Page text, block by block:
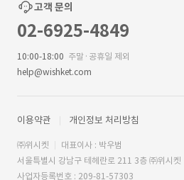
고객 문의
02-6925-4849
10:00-18:00 주말·공휴일 제외
help@wishket.com
이용약관 개인정보 처리방침
㈜위시켓
대표이사 : 박우범
서울특별시 강남구 테헤란로 211 3층 ㈜위시켓
사업자등록번호 : 209-81-57303